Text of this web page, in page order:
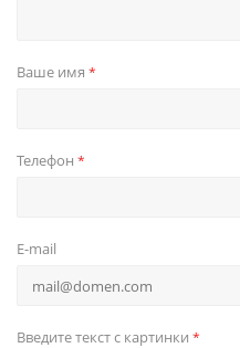
Ваше имя *
Телефон *
E-mail
Введите текст с картинки *